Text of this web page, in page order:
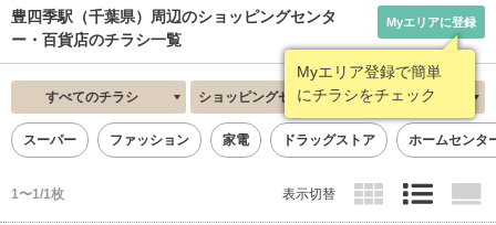
豊四季駅（千葉県）周辺のショッピングセンタ
ー・百貨店のチラシ一覧
Myエリア登録で簡単
にチラシをチェック
Myエリアに登録
すべてのチラシ ショッピングセンター・百貨店 新着順
スーパー ファッション 家電 ドラッグストア ホームセンタ
1〜1/1枚 表示切替